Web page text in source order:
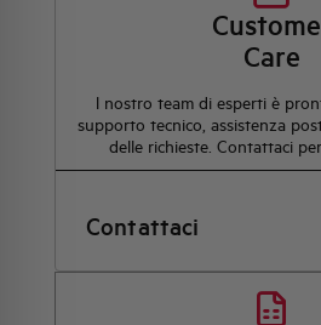
Care
l nostro team di esperti è
supporto tecnico, assistenza
delle richieste. Contattaci
Contattaci